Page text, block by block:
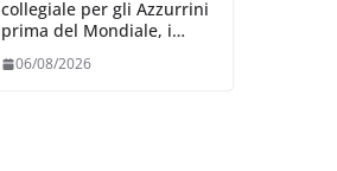
collegiale per gli Azzurrini
prima del Mondiale, i
06/08/2026